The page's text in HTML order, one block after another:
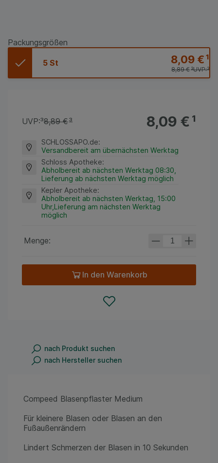
Packungsgrößen
5 St 8,09 €¹
UVP:³
8,89 €³
8,09 €¹
UVP:³8,89 €³
SCHLOSSAPO.de:
Versandbereit am übernächsten Werktag
Schloss Apotheke:
Abholbereit ab nächsten Werktag 08:30,
Lieferung ab nächsten Werktag möglich
Kepler Apotheke:
Abholbereit ab nächsten Werktag, 15:00
Uhr,Lieferung am nächsten Werktag
möglich
Menge:
In den Warenkorb
nach Produkt suchen
nach Hersteller suchen
Compeed Blasenpflaster Medium
Für kleinere Blasen oder Blasen an den
Fußaußenrändern
Lindert Schmerzen der Blasen in 10 Sekunden